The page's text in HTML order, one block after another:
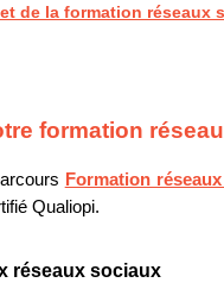
de la formation réseaux
formation
Formation
Qualiopi.
réseaux sociaux